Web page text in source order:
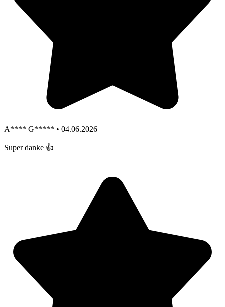
A**** G***** • 04.06.2026
Super danke 👍